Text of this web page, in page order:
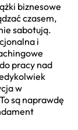
biznesowe
czasem,
sabotują.
i
pracy nad
w
są naprawdę